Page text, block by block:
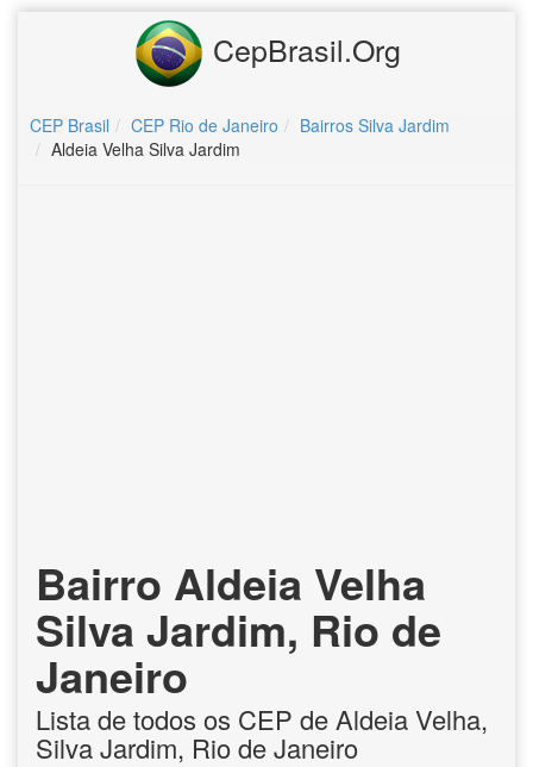
CepBrasil.Org
CEP Brasil CEP Rio de Janeiro
Bairros Silva Jardim
Aldeia Velha Silva Jardim
Bairro Aldeia Velha
Silva Jardim, Rio de
Janeiro
Lista de todos os CEP de Aldeia Velha,
Silva Jardim, Rio de Janeiro